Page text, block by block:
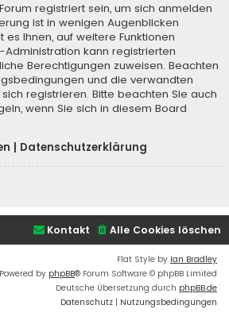
registriert sein, um sich anmelden
ist in wenigen Augenblicken
Ihnen, auf weitere Funktionen
Administration kann registrierten
Berechtigungen zuweisen. Beachten
und die verwandten
registrieren. Bitte beachten Sie auch
wenn Sie sich in diesem Board
Datenschutzerklärung
Alle Cookies löschen
Kontakt
Flat Style by Ian Bradley
Powered by phpBB® Forum Software © phpBB Limited
Deutsche Übersetzung durch phpBB.de
Datenschutz | Nutzungsbedingungen